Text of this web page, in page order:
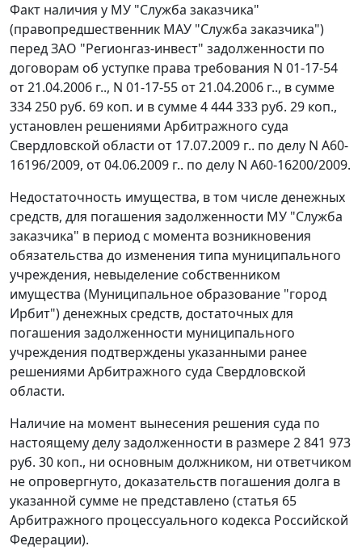
Факт наличия у МУ "Служба заказчика"
(правопредшественник МАУ "Служба заказчика")
перед ЗАО "Регионгаз-инвест" задолженности по
договорам об уступке права требования N 01-17-54
от 21.04.2006 г.., N 01-17-55 от 21.04.2006 г.., в сумме
334 250 руб. 69 коп. и в сумме 4 444 333 руб. 29 коп.,
установлен решениями Арбитражного суда
Свердловской области от 17.07.2009 г.. по делу N А60-
16196/2009, от 04.06.2009 г.. по делу N А60-16200/2009.
Недостаточность имущества, в том числе денежных
средств, для погашения задолженности МУ "Служба
заказчика" в период с момента возникновения
обязательства до изменения типа муниципального
учреждения, невыделение собственником
имущества (Муниципальное образование "город
Ирбит") денежных средств, достаточных для
погашения задолженности муниципального
учреждения подтверждены указанными ранее
решениями Арбитражного суда Свердловской
области.
Наличие на момент вынесения решения суда по
настоящему делу задолженности в размере 2 841 973
руб. 30 коп., ни основным должником, ни ответчиком
не опровергнуто, доказательств погашения долга в
указанной сумме не представлено (статья 65
Арбитражного процессуального кодекса Российской
Федерации).